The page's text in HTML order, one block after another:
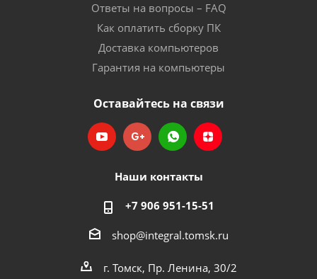
Ответы на вопросы – FAQ
Как оплатить сборку ПК
Доставка компьютеров
Гарантия на компьютеры
Оставайтесь на связи
Наши контакты
+7 906 951-15-51
shop@integral.tomsk.ru
г. Томск, Пр. Ленина, 30/2